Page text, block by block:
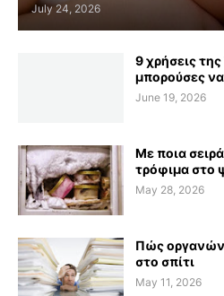
July 24, 2026
9 χρήσεις
μπορούσες
June 19, 2026
Με ποια
τρόφιμα στο
May 28, 2026
Πώς
στο σπίτι
May 11, 2026